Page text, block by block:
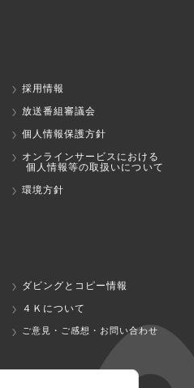
採用情報
放送番組審議会
個人情報保護方針
オンラインサービスにおける
個人情報等の取扱いについて
環境方針
ダビングとコピー情報
４Ｋについて
ご意見・ご感想・お問い合わせ